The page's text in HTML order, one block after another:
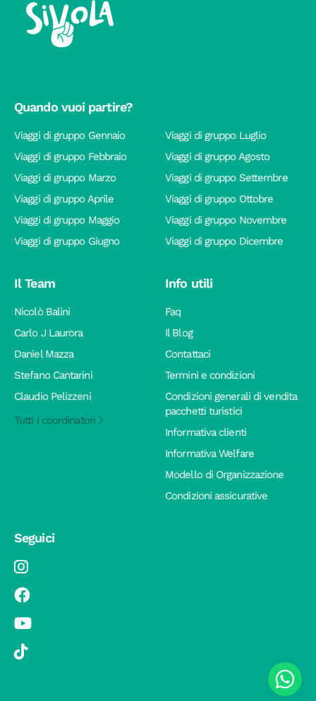
Quando vuoi partire?
Viaggi di gruppo Gennaio
Viaggi di gruppo Febbraio
Viaggi di gruppo Marzo
Viaggi di gruppo Aprile
Viaggi di gruppo Maggio
Viaggi di gruppo Giugno
Viaggi di gruppo Luglio
Viaggi di gruppo Agosto
Viaggi di gruppo Settembre
Viaggi di gruppo Ottobre
Viaggi di gruppo Novembre
Viaggi di gruppo Dicembre
Il Team
Nicolò Balini
Carlo J Laurora
Daniel Mazza
Stefano Cantarini
Claudio Pelizzeni
Tutti i coordinatori
Info utili
Faq
Il Blog
Contattaci
Termini e condizioni
Condizioni generali di vendita
pacchetti turistici
Informativa clienti
Informativa Welfare
Modello di Organizzazione
Condizioni assicurative
Seguici